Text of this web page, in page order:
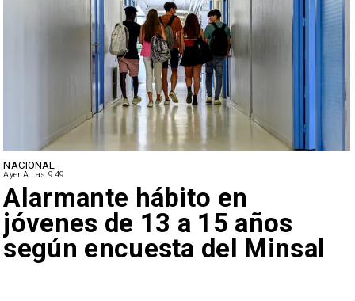
NACIONAL
Ayer A Las 9:49
Alarmante hábito en
jóvenes de 13 a 15 años
según encuesta del Minsal